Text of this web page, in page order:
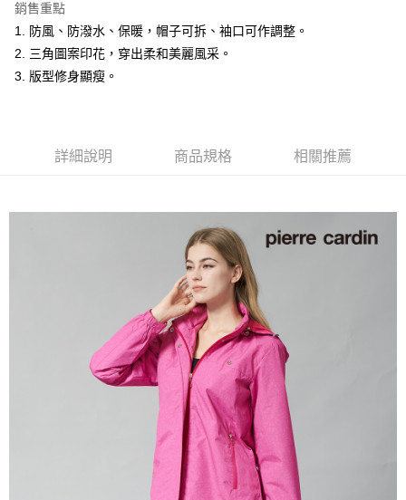
全家取貨付款
每筆NT$60，滿NT$1,200(含以上)免運費
萊爾富取貨付款
每筆NT$60，滿NT$1,200(含以上)免運費
每筆NT$60，滿NT$1,200(含以上)免運費
每筆NT$60，滿NT$1,200(含以上)免運費
每筆NT$80，滿NT$1,200(含以上)免運費
每筆NT$80，滿NT$1,200(含以上)免運費
銷售重點
1. 防風、防潑水、保暖，帽子可拆、袖口可作調整。
2. 三角圖案印花，穿出柔和美麗風采。
3. 版型修身顯瘦。
詳細說明 商品規格 相關推薦